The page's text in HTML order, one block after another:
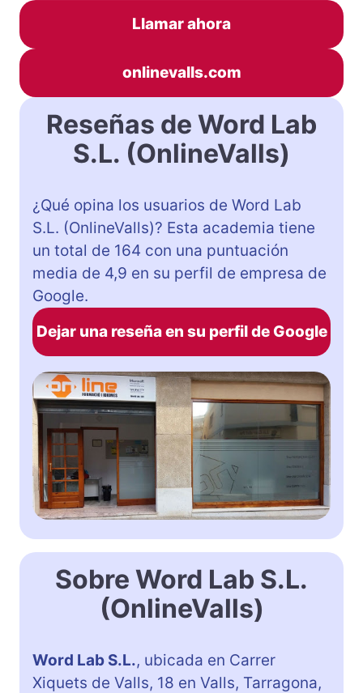
Llamar ahora
onlinevalls.com
Reseñas de Word Lab
S.L. (OnlineValls)
¿Qué opina los usuarios de Word Lab
S.L. (OnlineValls)? Esta academia tiene
un total de 164 con una puntuación
media de 4,9 en su perfil de empresa de
Google.
Dejar una reseña en su perfil de Google
Sobre Word Lab S.L.
(OnlineValls)
Word Lab S.L., ubicada en Carrer
Xiquets de Valls, 18 en Valls, Tarragona,